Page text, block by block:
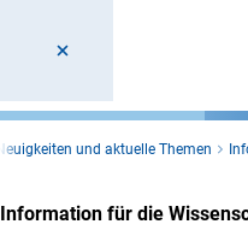
und aktuelle Themen
Information für die